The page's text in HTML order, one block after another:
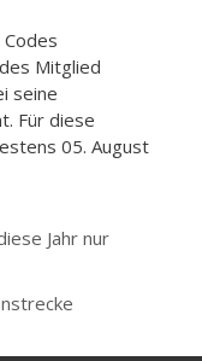
Mitglied
seine
Für diese
05. August
Jahr nur